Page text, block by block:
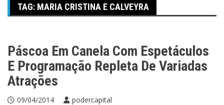
TAG: MARIA CRISTINA E CALVEYRA
ABN NEWS Canela Viagem
Páscoa Em Canela Com Espetáculos
E Programação Repleta De Variadas
Atrações
09/04/2014 podercapital